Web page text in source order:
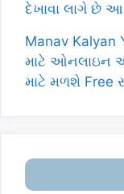
દેખાવા લાગે છે
Manav Kalyan
માટે ઓનલાઇન
માટે મળશે Free